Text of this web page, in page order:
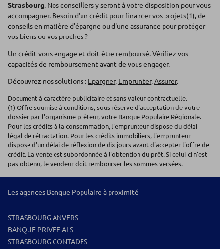
Strasbourg. Nos conseillers y seront à votre disposition pour vous
accompagner. Besoin d'un crédit pour financer vos projets(1), de
conseils en matière d'épargne ou d'une assurance pour protéger
vos biens ou vos proches ?
Un crédit vous engage et doit être remboursé. Vérifiez vos
capacités de remboursement avant de vous engager.
Découvrez nos solutions : Epargner, Emprunter,Assurer.
Document à caractère publicitaire et sans valeur contractuelle.
(1) Offre soumise à conditions, sous réserve d'acceptation de votre
dossier par l'organisme prêteur, votre Banque Populaire Régionale.
Pour les crédits à la consommation, l'emprunteur dispose du délai
légal de rétractation. Pour les crédits immobiliers, l'emprunteur
dispose d'un délai de réflexion de dix jours avant d'accepter l'offre de
crédit. La vente est subordonnée à l'obtention du prêt. Si celui-ci n'est
pas obtenu, le vendeur doit rembourser les sommes versées.
Les agences Banque Populaire à proximité
STRASBOURG ANVERS
BANQUE PRIVEE ALS
STRASBOURG CONTADES